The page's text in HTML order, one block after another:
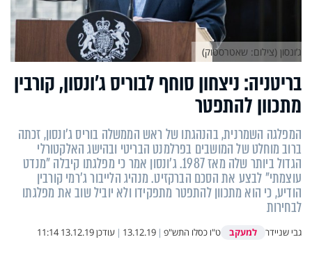
בריטניה: ניצחון סוחף לבוריס ג’ונסון, קורבין
מתכוון להתפטר
המפלגה השמרנית, בהנהגתו של ראש הממשלה בוריס ג'ונסון, זכתה
ברוב מוחלט של המושבים בפרלמנט הבריטי ובהישג האלקטורלי
הגדול ביותר שלה מאז 1987. ג'ונסון אמר כי מפלגתו קיבלה "מנדט
עוצמתי" לבצע את הסכם הברקזיט. מנהיג הלייבור ג'רמי קורבין
הודיע, כי הוא מתכוון להתפטר מתפקידו ולא יוביל שוב את מפלגתו
לבחירות
גבי שניידר למעקב ט"ו כסלו התש"פ |
13.12.19
| עודכן13.12.19 11:14
ג’ונסון (צילום: שאטרסטוק)